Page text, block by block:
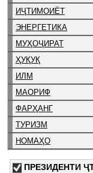
ИҶТИМОИЁТ
ЭНЕРГЕТИКА
МУҲОҶИРАТ
ҲУҚУҚ
ИЛМ
МАОРИФ
ФАРҲАНГ
ТУРИЗМ
НОМАҲО
ПРЕЗИДЕНТИ